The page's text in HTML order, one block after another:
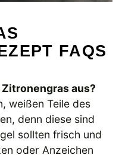
FAQS
aus?
weißen Teile des
denn diese sind
sollten frisch und
oder Anzeichen